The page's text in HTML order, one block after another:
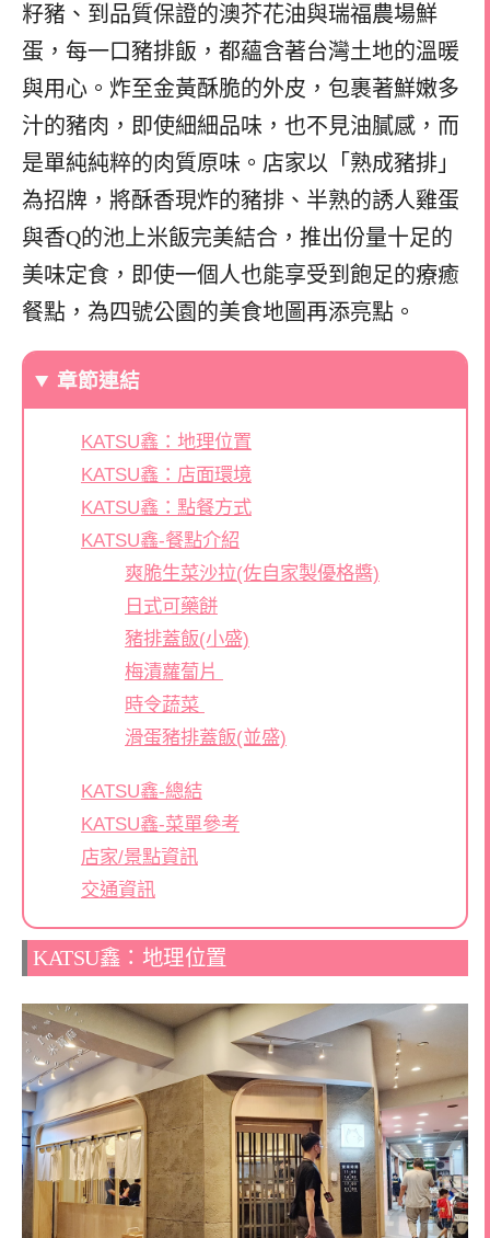
籽豬、到品質保證的澳芥花油與瑞福農場鮮
蛋，每一口豬排飯，都蘊含著台灣土地的溫暖
與用心。炸至金黃酥脆的外皮，包裹著鮮嫩多
汁的豬肉，即使細細品味，也不見油膩感，而
是單純純粹的肉質原味。店家以「熟成豬排」
為招牌，將酥香現炸的豬排、半熟的誘人雞蛋
與香Q的池上米飯完美結合，推出份量十足的
美味定食，即使一個人也能享受到飽足的療癒
餐點，為四號公園的美食地圖再添亮點。
章節連結
KATSU鑫：地理位置
KATSU鑫：店面環境
KATSU鑫：點餐方式
KATSU鑫-餐點介紹
爽脆生菜沙拉(佐自家製優格醬)
日式可藥餅
豬排蓋飯(小盛)
梅漬蘿蔔片
時令蔬菜
滑蛋豬排蓋飯(並盛)
KATSU鑫-總結
KATSU鑫-菜單參考
店家/景點資訊
交通資訊
KATSU鑫：地理位置